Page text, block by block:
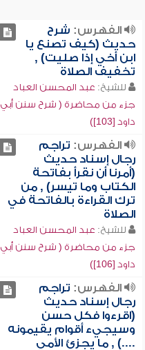
الفهرس: شرح
حديث (كيف تصنع يا
ابن أخي إذا صليت) ,
تخفيف الصلاة
للشيخ: عبد المحسن العباد
جزء من محاضرة ( شرح سنن أبي
داود [103])
الفهرس: تراجم
رجال إسناد حديث
(أمرنا أن نقرأ بفاتحة
الكتاب وما تيسر) , من
ترك القراءة بالفاتحة في
الصلاة
للشيخ: عبد المحسن العباد
جزء من محاضرة ( شرح سنن أبي
داود [106])
الفهرس: تراجم
رجال إسناد حديث
(اقرءوا فكل حسن
وسيجيء أقوام يقيمونه
....) , ما يجزئ الأمي